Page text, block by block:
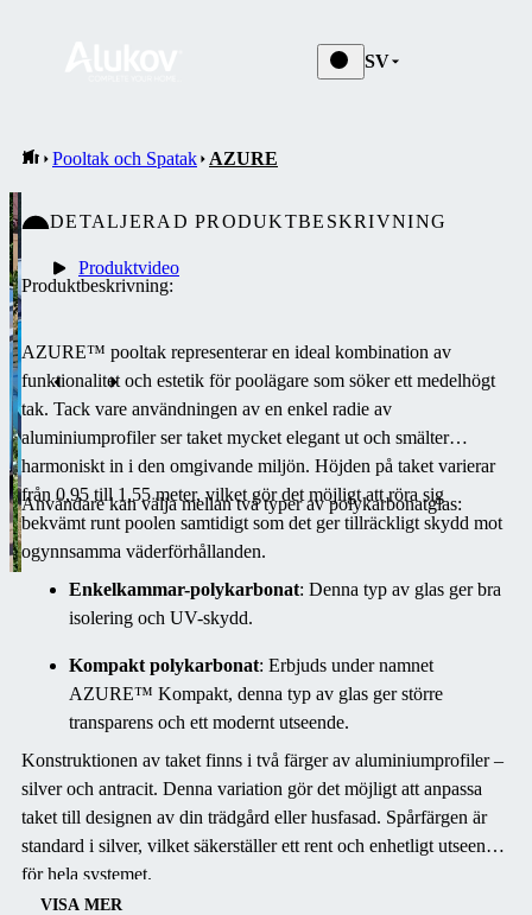
SV
Pooltak och Spatak AZURE
Produktvideo
DETALJERAD PRODUKTBESKRIVNING
Produktbeskrivning:
AZURE™ pooltak representerar en ideal kombination av
funktionalitet och estetik för poolägare som söker ett medelhögt
tak. Tack vare användningen av en enkel radie av
aluminiumprofiler ser taket mycket elegant ut och smälter
harmoniskt in i den omgivande miljön. Höjden på taket varierar
från 0,95 till 1,55 meter, vilket gör det möjligt att röra sig
bekvämt runt poolen samtidigt som det ger tillräckligt skydd mot
ogynnsamma väderförhållanden.
Användare kan välja mellan två typer av polykarbonatglas:
Enkelkammar-polykarbonat: Denna typ av glas ger bra
isolering och UV-skydd.
Kompakt polykarbonat: Erbjuds under namnet
AZURE™ Kompakt, denna typ av glas ger större
transparens och ett modernt utseende.
Konstruktionen av taket finns i två färger av aluminiumprofiler –
silver och antracit. Denna variation gör det möjligt att anpassa
taket till designen av din trädgård eller husfasad. Spårfärgen är
standard i silver, vilket säkerställer ett rent och enhetligt utseende
för hela systemet.
VISA MER